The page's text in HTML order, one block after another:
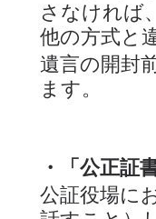
さなければ
他の方式と
遺言の開封
ます。
・「公正証
公証役場に